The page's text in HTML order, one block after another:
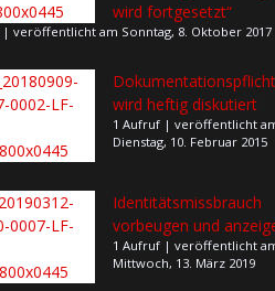
wird fortgesetzt“
| veröffentlicht am Sonntag, 8. Oktober 2017
Dokumentationspflicht
wird heftig diskutiert
1 Aufruf | veröffentlicht
Dienstag, 10. Februar 2015
Identitätsmissbrauch
vorbeugen und
1 Aufruf | veröffentlicht
Mittwoch, 13. März 2019